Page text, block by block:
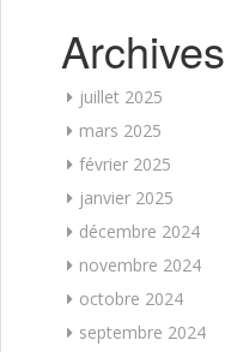
Archives
juillet 2025
mars 2025
février 2025
janvier 2025
décembre 2024
novembre 2024
octobre 2024
septembre 2024